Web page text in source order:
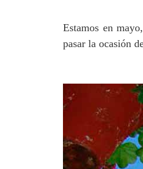
Estamos en
pasar la ocasión